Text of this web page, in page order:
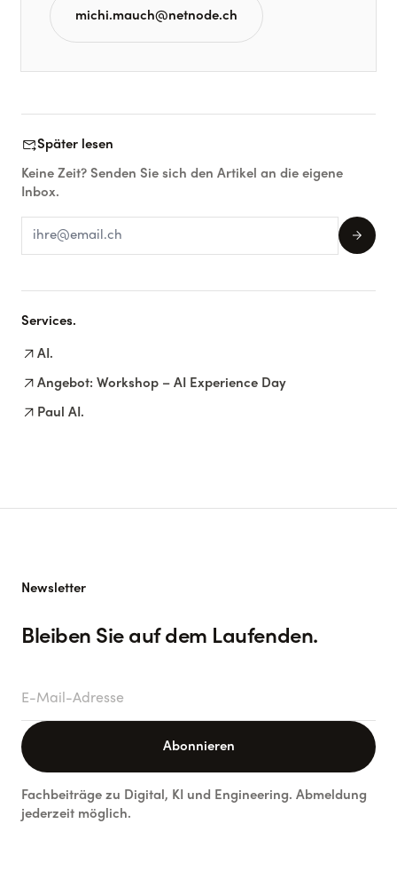
michi.mauch@netnode.ch
forward_to_inboxSpäter lesen
Keine Zeit? Senden Sie sich den Artikel an die eigene
Inbox.
arrow_forward
Services.
arrow_outward AI.
arrow_outward Angebot: Workshop – AI Experience Day
arrow_outward Paul AI.
Newsletter
Bleiben Sie auf dem Laufenden.
E-Mail-Adresse
Abonnieren
Fachbeiträge zu Digital, KI und Engineering. Abmeldung
jederzeit möglich.